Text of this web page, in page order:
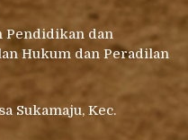
Pendidikan dan
Hukum dan Peradilan
Sukamaju, Kec.